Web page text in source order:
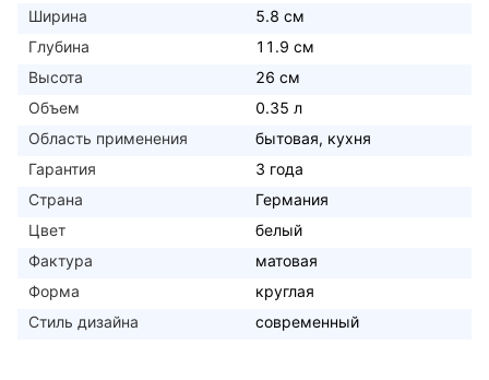
Ширина
5.8 см
Глубина
11.9 см
Высота
26 см
Объем
0.35 л
Область применения
бытовая, кухня
Гарантия
3 года
Страна
Германия
Цвет
белый
Фактура
матовая
Форма
круглая
Стиль дизайна
современный